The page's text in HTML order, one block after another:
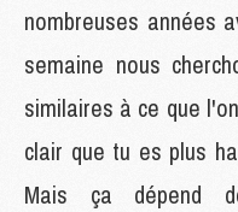
nombreuses années
semaine nous
similaires à ce que
clair que tu es plus
Mais ça dépend